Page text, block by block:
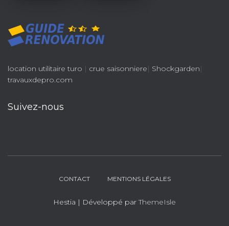
location utilitaire turo | crue saisonniere| Shockgarden|
travauxdepro.com
Suivez-nous
CONTACT MENTIONS LÉGALES
Hestia | Développé parThemeIsle